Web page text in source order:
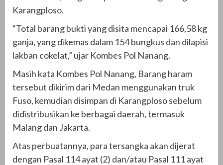
Karangploso.
“Total barang bukti yang disita mencapai 166,58 kg
ganja, yang dikemas dalam 154 bungkus dan dilapisi
lakban cokelat,” ujar Kombes Pol Nanang.
Masih kata Kombes Pol Nanang, Barang haram
tersebut dikirim dari Medan menggunakan truk
Fuso, kemudian disimpan di Karangploso sebelum
didistribusikan ke berbagai daerah, termasuk
Malang dan Jakarta.
Atas perbuatannya, para tersangka akan dijerat
dengan Pasal 114 ayat (2) dan/atau Pasal 111 ayat